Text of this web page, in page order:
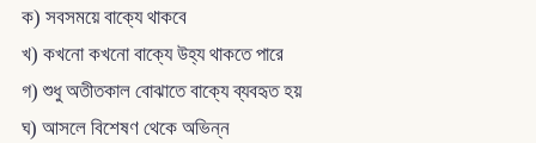
ক) সবসময়ে বাক্যে থাকবে
খ) কখনো কখনো বাক্যে উহ্য থাকতে পারে
গ) শুধু অতীতকাল বোঝাতে বাক্যে ব্যবহৃত হয়
ঘ) আসলে বিশেষণ থেকে অভিন্ন